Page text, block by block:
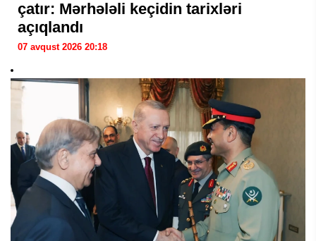
çatır: Mərhələli keçidin tarixləri
açıqlandı
07 avqust 2026 20:18